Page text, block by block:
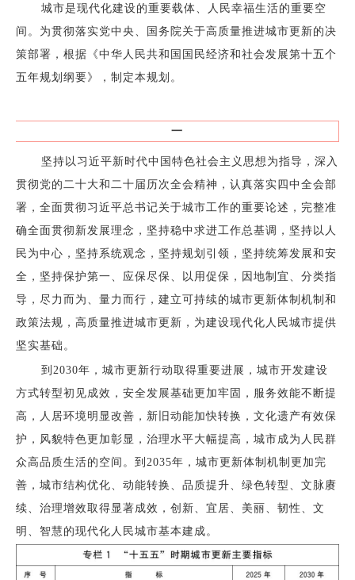
城市是现代化建设的重要载体、人民幸福生活的重要空
间。为贯彻落实党中央、国务院关于高质量推进城市更新的决
策部署，根据《中华人民共和国国民经济和社会发展第十五个
五年规划纲要》，制定本规划。
一
坚持以习近平新时代中国特色社会主义思想为指导，深入
贯彻党的二十大和二十届历次全会精神，认真落实四中全会部
署，全面贯彻习近平总书记关于城市工作的重要论述，完整准
确全面贯彻新发展理念，坚持稳中求进工作总基调，坚持以人
民为中心，坚持系统观念，坚持规划引领，坚持统筹发展和安
全，坚持保护第一、应保尽保、以用促保，因地制宜、分类指
导，尽力而为、量力而行，建立可持续的城市更新体制机制和
政策法规，高质量推进城市更新，为建设现代化人民城市提供
坚实基础。
到2030年，城市更新行动取得重要进展，城市开发建设
方式转型初见成效，安全发展基础更加牢固，服务效能不断提
高，人居环境明显改善，新旧动能加快转换，文化遗产有效保
护，风貌特色更加彰显，治理水平大幅提高，城市成为人民群
众高品质生活的空间。到2035年，城市更新体制机制更加完
善，城市结构优化、动能转换、品质提升、绿色转型、文脉赓
续、治理增效取得显著成效，创新、宜居、美丽、韧性、文
明、智慧的现代化人民城市基本建成。